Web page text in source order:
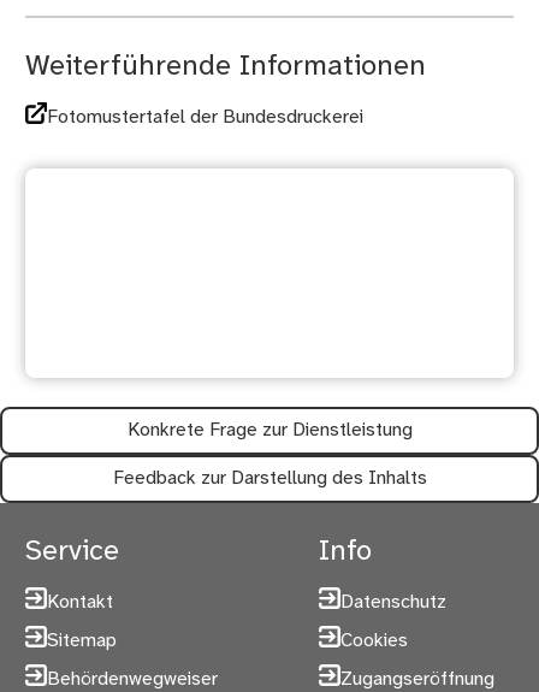
Weiterführende Informationen
Fotomustertafel der Bundesdruckerei
Konkrete Frage zur Dienstleistung
Feedback zur Darstellung des Inhalts
Service
Kontakt
Sitemap
Behördenwegweiser
Info
Datenschutz
Cookies
Zugangseröffnung